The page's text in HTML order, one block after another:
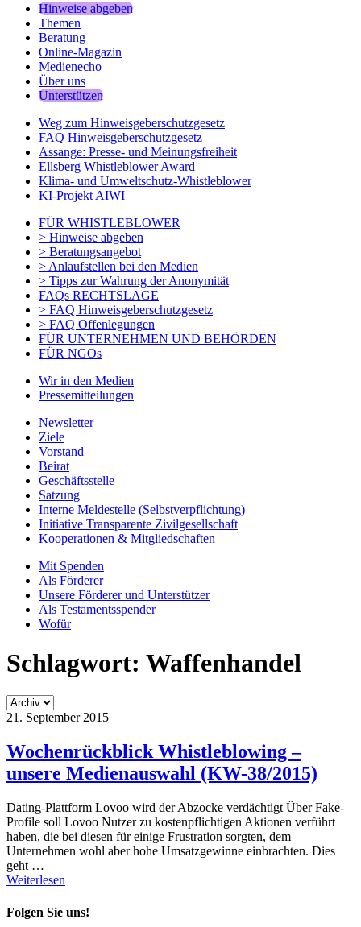
Hinweise abgeben
Themen
Beratung
Online-Magazin
Medienecho
Über uns
Unterstützen
Weg zum Hinweisgeberschutzgesetz
FAQ Hinweisgeberschutzgesetz
Assange: Presse- und Meinungsfreiheit
Ellsberg Whistleblower Award
Klima- und Umweltschutz-Whistleblower
KI-Projekt AIWI
FÜR WHISTLEBLOWER
> Hinweise abgeben
> Beratungsangebot
> Anlaufstellen bei den Medien
> Tipps zur Wahrung der Anonymität
FAQs RECHTSLAGE
> FAQ Hinweisgeberschutzgesetz
> FAQ Offenlegungen
FÜR UNTERNEHMEN UND BEHÖRDEN
FÜR NGOs
Wir in den Medien
Pressemitteilungen
Newsletter
Ziele
Vorstand
Beirat
Geschäftsstelle
Satzung
Interne Meldestelle (Selbstverpflichtung)
Initiative Transparente Zivilgesellschaft
Kooperationen & Mitgliedschaften
Mit Spenden
Als Förderer
Unsere Förderer und Unterstützer
Als Testamentsspender
Wofür
Schlagwort: Waffenhandel
21. September 2015
Wochenrückblick Whistleblowing –
unsere Medienauswahl (KW-38/2015)
Dating-Plattform Lovoo wird der Abzocke verdächtigt Über Fake-
Profile soll Lovoo Nutzer zu kostenpflichtigen Aktionen verführt
haben, die bei diesen für einige Frustration sorgten, dem
Unternehmen wohl aber hohe Umsatzgewinne einbrachten. Dies
geht …
Weiterlesen
Folgen Sie uns!